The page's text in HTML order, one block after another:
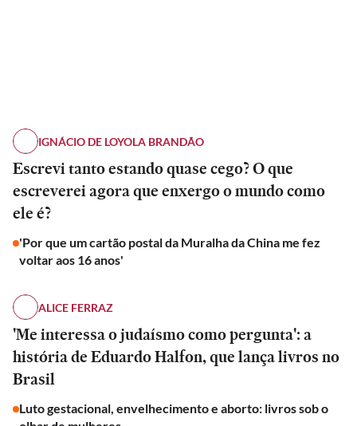
IGNÁCIO DE LOYOLA BRANDÃO
Escrevi tanto estando quase cego? O que
escreverei agora que enxergo o mundo como
ele é?
'Por que um cartão postal da Muralha da China me fez
voltar aos 16 anos'
ALICE FERRAZ
'Me interessa o judaísmo como pergunta': a
história de Eduardo Halfon, que lança livros no
Brasil
Luto gestacional, envelhecimento e aborto: livros sob o